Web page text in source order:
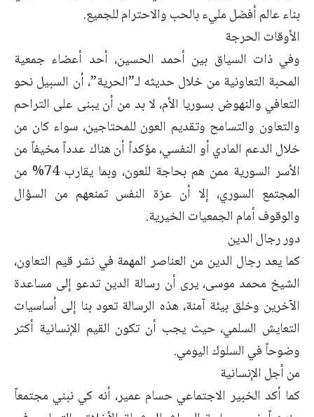
بناء عالم أفضل مليء بالحب والاحترام للجميع.
الأوقات الحرجة
وفي ذات السياق بين أحمد الحسين، أحد أعضاء جمعية
المحبة التعاونية من خلال حديثه لـ”الحرية”، أن السبيل نحو
التعافي والنهوض بسوريا الأم، لا بد من أن يبنى على التراحم
والتعاون والتسامح وتقديم العون للمحتاجين، سواء كان من
خلال الدعم المادي أو النفسي، مؤكداً أن هناك عدداً مخيفاً من
الأسر السورية ممن هم بحاجة للعون، وبما يقارب 74% من
المجتمع السوري، إلا أن عزة النفس تمنعهم من السؤال
والوقوف أمام الجمعيات الخيرية.
دور رجال الدين
كما يعد رجال الدين من العناصر المهمة في نشر قيم التعاون،
الشيخ محمد موسى، يرى أن رسالة الدين تدعو إلى مساعدة
الآخرين وخلق بيئة آمنة، هذه الرسالة تعود بنا إلى أساسيات
التعايش السلمي، حيث يجب أن تكون القيم الإنسانية أكثر
وضوحاً في السلوك اليومي.
من أجل الإنسانية
كما أكد الخبير الاجتماعي حسام عمير، أنه كي نبني مجتمعاً